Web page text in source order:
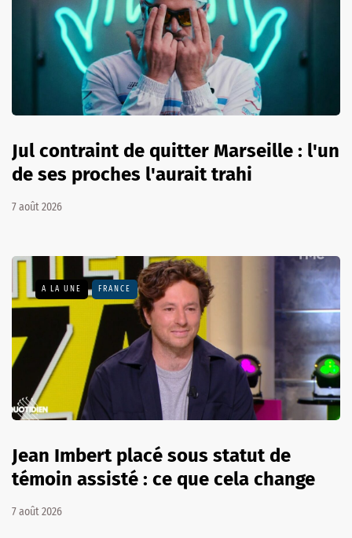
Jul contraint de quitter Marseille : l'un
de ses proches l'aurait trahi
7 août 2026
A LA UNE FRANCE
Jean Imbert placé sous statut de
témoin assisté : ce que cela change
7 août 2026